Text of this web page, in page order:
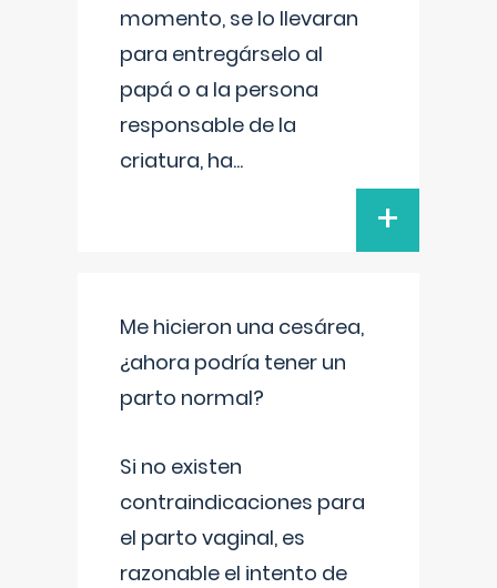
momento, se lo llevaran
para entregárselo al
papá o a la persona
responsable de la
criatura, ha...
+
Me hicieron una cesárea,
¿ahora podría tener un
parto normal?
Si no existen
contraindicaciones para
el parto vaginal, es
razonable el intento de